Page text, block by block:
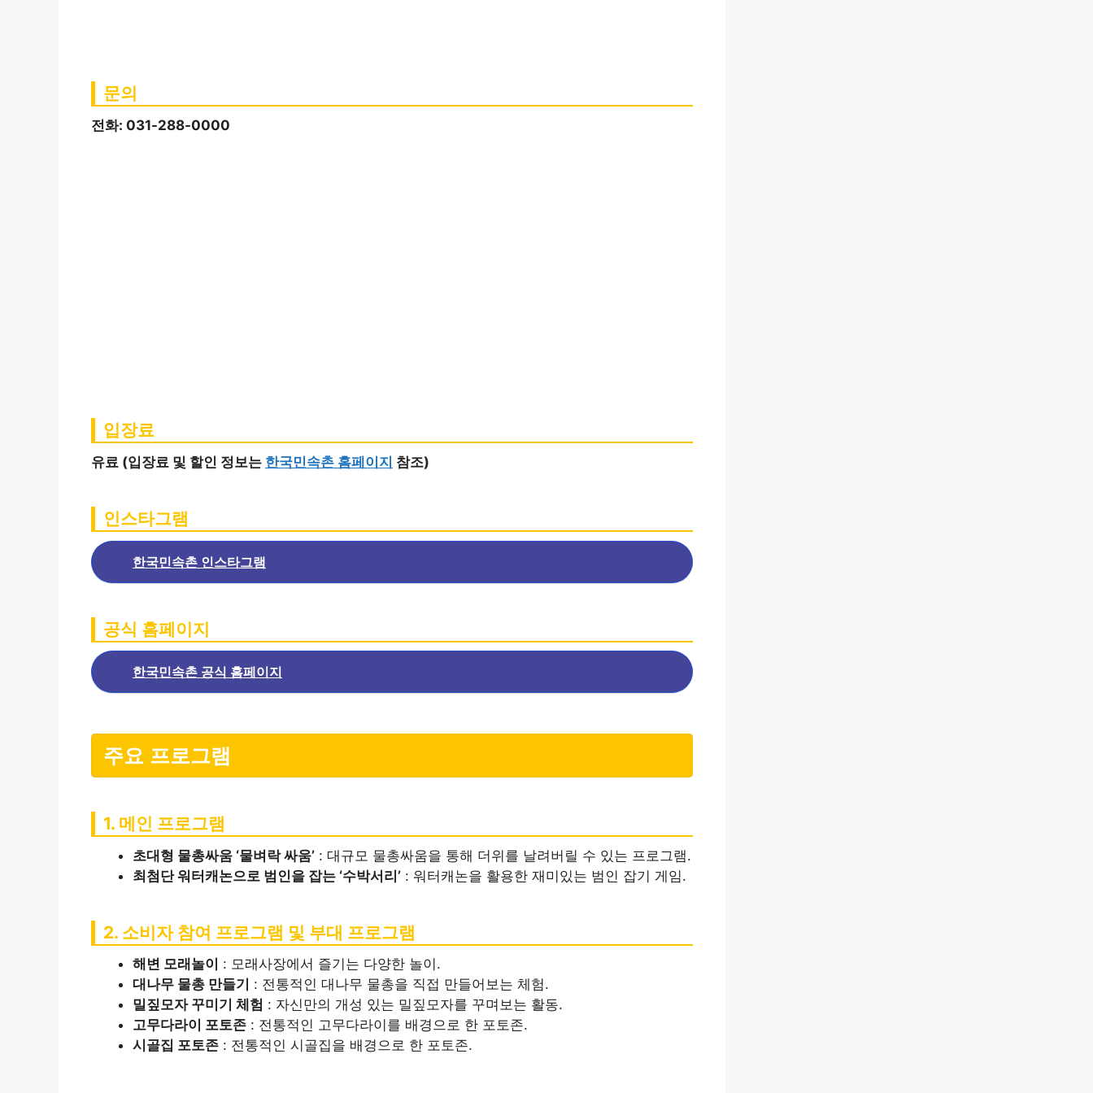
문의
전화: 031-288-0000
입장료
유료 (입장료 및 할인 정보는 한국민속촌 홈페이지 참조)
인스타그램
한국민속촌 인스타그램
공식 홈페이지
한국민속촌 공식 홈페이지
주요 프로그램
1. 메인 프로그램
초대형 물총싸움 ‘물벼락 싸움’ : 대규모 물총싸움을 통해 더위를 날려버릴 수 있는 프로그램.
최첨단 워터캐논으로 범인을 잡는 ‘수박서리’ : 워터캐논을 활용한 재미있는 범인 잡기 게임.
2. 소비자 참여 프로그램 및 부대 프로그램
해변 모래놀이
: 모래사장에서 즐기는 다양한 놀이.
대나무 물총 만들기
: 전통적인 대나무 물총을 직접 만들어보는 체험.
밀짚모자 꾸미기 체험 : 자신만의 개성 있는 밀짚모자를 꾸며보는 활동.
고무다라이 포토존 : 전통적인 고무다라이를 배경으로 한 포토존.
시골집 포토존 : 전통적인 시골집을 배경으로 한 포토존.